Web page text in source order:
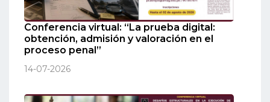
Conferencia virtual: “La prueba digital:
obtención, admisión y valoración en el
proceso penal”
14-07-2026